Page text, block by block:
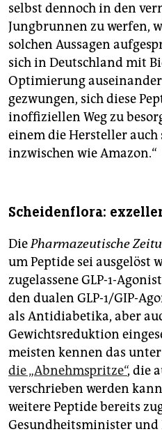
selbst dennoch in den
Jungbrunnen zu werfen,
solchen Aussagen
sich in Deutschland mit
Optimierung
gezwungen, sich diese
inoffiziellen Weg zu
einem die Hersteller
inzwischen wie Amazon.“
Scheidenflora:
DiePharmazeutische
um Peptide sei ausgelöst
zugelassene GLP-1-
den dualen GLP-1/GIP-
als Antidiabetika, aber
Gewichtsreduktion
meisten kennen das
die „Abnehmspritze“, die
verschrieben werden
weitere Peptide bereits
Gesundheitsminister und